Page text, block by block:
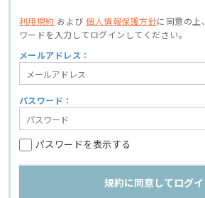
利用規約 および個人情報保護方針に同意の上、
ワードを入力してログインしてください。
メールアドレス：
パスワード：
パスワードを表示する